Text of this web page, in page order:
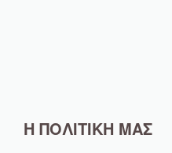
Η ΠΟΛΙΤΙΚΗ ΜΑΣ